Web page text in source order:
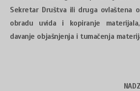
Sekretar Društva ili druga ovlaštena
obradu uvida i kopiranje
davanje objašnjenja i tumačenja